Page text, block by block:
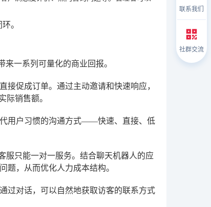
。
一系列可量化的商业回报。
接促成订单。通过主动邀请和快速响应，
际销售额。
用户习惯的沟通方式——快速、直接、低
服只能一对一服务。结合聊天机器人的应
题，从而优化人力成本结构。
过对话，可以自然地获取访客的联系方式
联系我们
社群交流